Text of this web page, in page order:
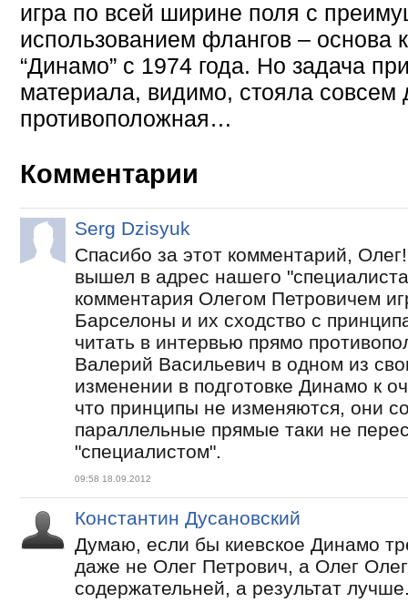
игра по всей ширине поля с
использованием флангов – основа
“Динамо” с 1974 года. Но задача
материала, видимо, cтояла совсем
противоположная…
Комментарии
Serg Dzisyuk
Спасибо за этот комментарий,
вышел в адрес нашего
комментария Олегом Петровичем
Барселоны и их сходство с
читать в интервью прямо
Валерий Васильевич в одном из
изменении в подготовке Динамо к
что принципы не изменяются, они
параллельные прямые таки не
"специалистом".
09:58 18.09.2012
Константин Дусановский
Думаю, если бы киевское Динамо
даже не Олег Петрович, а Олег
содержательней, а результат